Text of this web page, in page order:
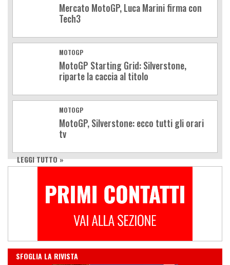
Mercato MotoGP, Luca Marini firma con
Tech3
MOTOGP
MotoGP Starting Grid: Silverstone,
riparte la caccia al titolo
MOTOGP
MotoGP, Silverstone: ecco tutti gli orari
tv
LEGGI TUTTO »
IN EDICOLA
SFOGLIA LA RIVISTA